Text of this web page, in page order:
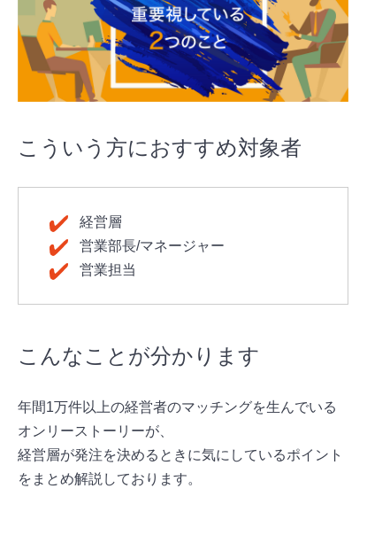
こういう方におすすめ対象者
経営層
営業部長/マネージャー
営業担当
こんなことが分かります
年間1万件以上の経営者のマッチングを生んでいる
オンリーストーリーが、
経営層が発注を決めるときに気にしているポイント
をまとめ解説しております。